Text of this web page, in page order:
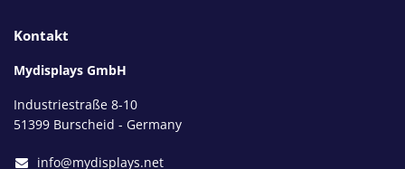
Kontakt
Mydisplays GmbH
Industriestraße 8-10
51399 Burscheid - Germany
info@mydisplays.net